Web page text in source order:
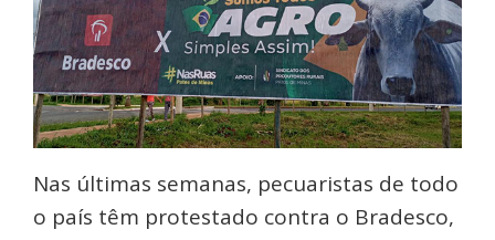
Nas últimas semanas, pecuaristas de todo
o país têm protestado contra o Bradesco,